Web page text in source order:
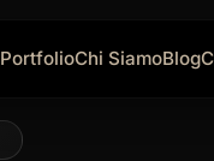
PortfolioChi SiamoBlog